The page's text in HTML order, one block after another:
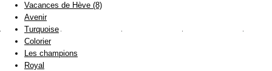
Vacances de Hève (8)
Avenir
Turquoise
Colorier
Les champions
Royal